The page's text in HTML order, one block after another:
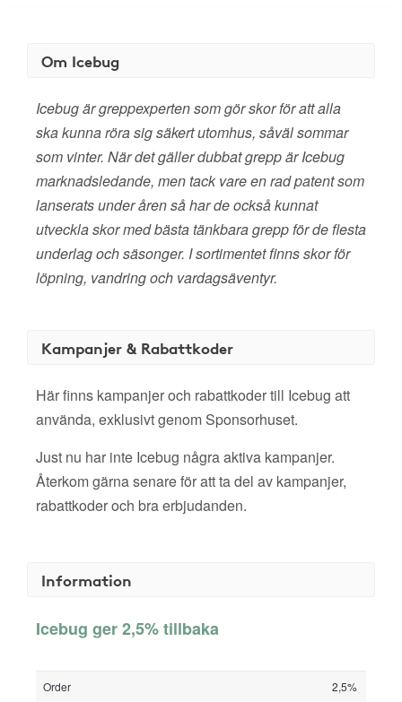
Om Icebug
Icebug är greppexperten som gör skor för att alla
ska kunna röra sig säkert utomhus, såväl sommar
som vinter. När det gäller dubbat grepp är Icebug
marknadsledande, men tack vare en rad patent som
lanserats under åren så har de också kunnat
utveckla skor med bästa tänkbara grepp för de flesta
underlag och säsonger. I sortimentet finns skor för
löpning, vandring och vardagsäventyr.
Kampanjer & Rabattkoder
Här finns kampanjer och rabattkoder till Icebug att
använda, exklusivt genom Sponsorhuset.
Just nu har inte Icebug några aktiva kampanjer.
Återkom gärna senare för att ta del av kampanjer,
rabattkoder och bra erbjudanden.
Information
Icebug ger 2,5% tillbaka
Order 2,5%